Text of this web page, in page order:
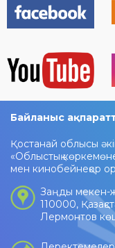
Байланыс
Қостанай облысы
«Облыстық
мен кинобейнеқор
Заңды мекен-
110000,
Лермонтов